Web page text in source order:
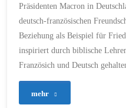
Präsidenten Macron in
deutsch-französischen
Beziehung als Beispiel für
inspiriert durch biblische
Französich und Deutsch
mehr